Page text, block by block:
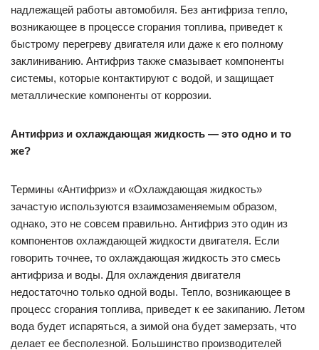
надлежащей работы автомобиля. Без антифриза тепло,
возникающее в процессе сгорания топлива, приведет к
быстрому перегреву двигателя или даже к его полному
заклиниванию. Антифриз также смазывает компоненты
системы, которые контактируют с водой, и защищает
металлические компоненты от коррозии.
Антифриз и охлаждающая жидкость — это одно и то
же?
Термины «Антифриз» и «Охлаждающая жидкость»
зачастую используются взаимозаменяемым образом,
однако, это не совсем правильно. Антифриз это один из
компонентов охлаждающей жидкости двигателя. Если
говорить точнее, то охлаждающая жидкость это смесь
антифриза и воды. Для охлаждения двигателя
недостаточно только одной воды. Тепло, возникающее в
процесс сгорания топлива, приведет к ее закипанию. Летом
вода будет испаряться, а зимой она будет замерзать, что
делает ее бесполезной. Большинство производителей